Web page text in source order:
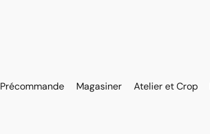
Précommande Magasiner Atelier et Crop